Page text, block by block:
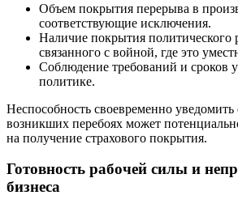
Объем покрытия перерыва в
соответствующие исключения.
Наличие покрытия политического
связанного с войной, где это
Соблюдение требований и сроков
политике.
Неспособность своевременно
возникших перебоях может
на получение страхового покрытия.
Готовность рабочей силы и
бизнеса